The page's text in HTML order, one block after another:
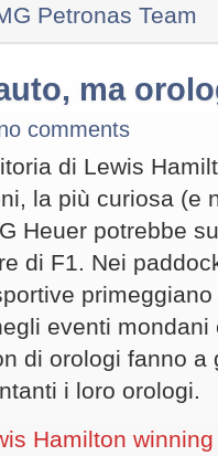
Petronas Team
ma
comments
di Lewis
la più curiosa (e
Heuer potrebbe
di F1. Nei
eventi
di orologi fanno a
i loro orologi.
Hamilton